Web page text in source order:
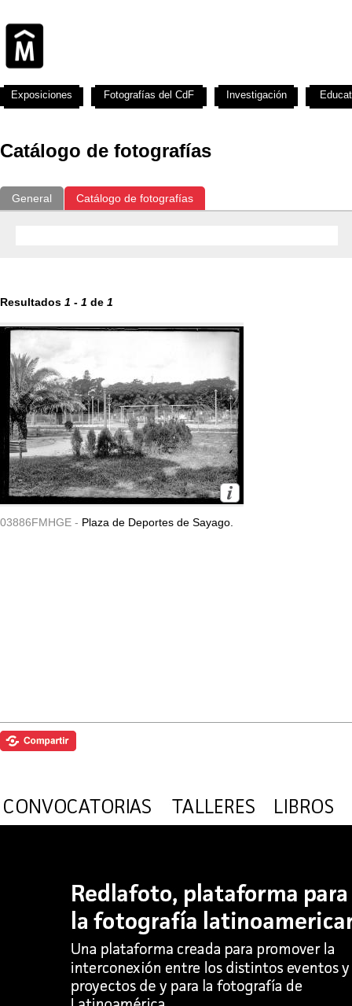
Catálogo de fotografías
General Catálogo de fotografías
Resultados 1 - 1 de 1
03886FMHGE - Plaza de Deportes de Sayago.
Exposiciones Fotografías del CdF Investigación